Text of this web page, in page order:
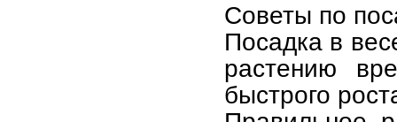
Советы по
Посадка в
растению
быстрого